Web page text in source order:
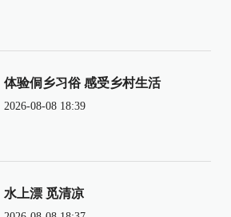
体验侗乡习俗 感受乡村生活
2026-08-08 18:39
水上漂 觅清凉